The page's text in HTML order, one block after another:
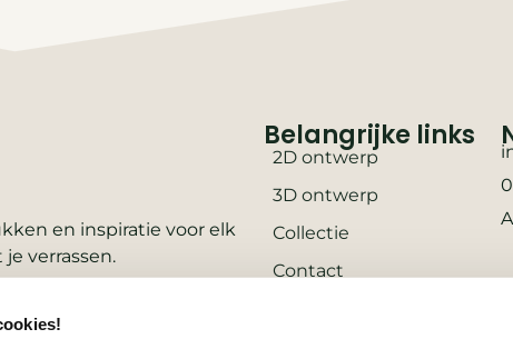
en inspiratie voor elk
verrassen.
Belangrijke links
2D ontwerp
3D ontwerp
Collectie
Contact